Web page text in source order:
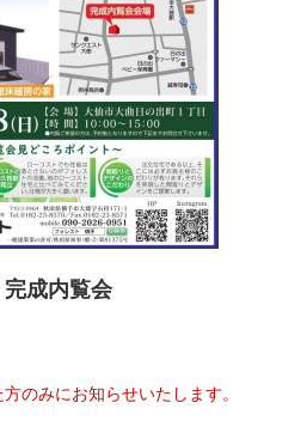
成内覧会
のみにお知らせいたします。